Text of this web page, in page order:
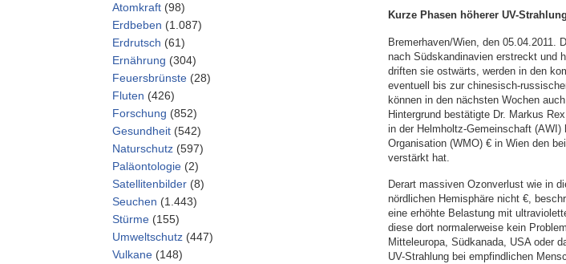
Kurze Phasen höherer UV-
Bremerhaven/Wien, den 05.04.2011.
nach Südskandinavien erstreckt und
driften sie ostwärts, werden in den
eventuell bis zur chinesisch-
können in den nächsten Wochen
Hintergrund bestätigte Dr. Markus
in der Helmholtz-Gemeinschaft (AWI)
Organisation (WMO) € in Wien den
verstärkt hat.
Derart massiven Ozonverlust wie in
nördlichen Hemisphäre nicht €,
eine erhöhte Belastung mit
diese dort normalerweise kein
Mitteleuropa, Südkanada, USA oder
UV-Strahlung bei empfindlichen
Atomkraft (98)
Erdbeben (1.087)
Erdrutsch (61)
Ernährung (304)
Feuersbrünste (28)
Fluten (426)
Forschung (852)
Gesundheit (542)
Naturschutz (597)
Paläontologie (2)
Satellitenbilder (8)
Seuchen (1.443)
Stürme (155)
Umweltschutz (447)
Vulkane (148)